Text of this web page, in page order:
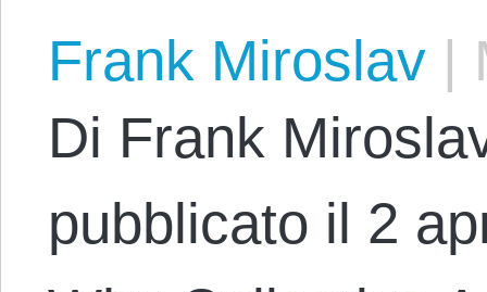
Frank Miroslav |
Di Frank
pubblicato il 2